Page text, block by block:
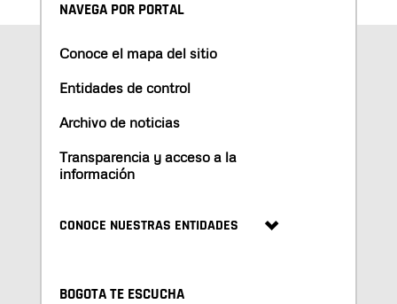
NAVEGA POR PORTAL
Conoce el mapa del sitio
Entidades de control
Archivo de noticias
Transparencia y acceso a la
información
CONOCE NUESTRAS ENTIDADES
BOGOTA TE ESCUCHA